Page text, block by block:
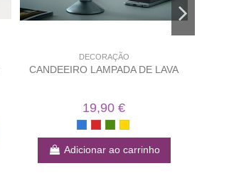
DECORAÇÃO
CANDEEIRO LAMPADA DE LAVA
19,90 €
Adicionar ao carrinho